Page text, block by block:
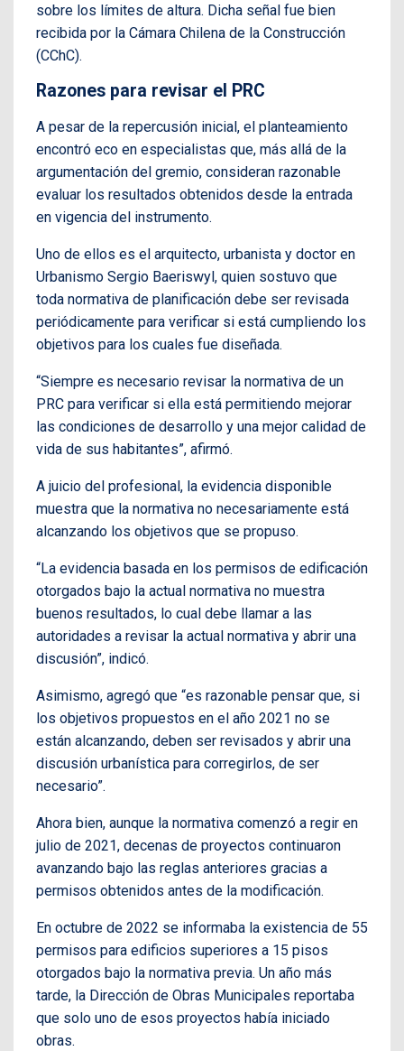
sobre los límites de altura. Dicha señal fue bien
recibida por la Cámara Chilena de la Construcción
(CChC).
Razones para revisar el PRC
A pesar de la repercusión inicial, el planteamiento
encontró eco en especialistas que, más allá de la
argumentación del gremio, consideran razonable
evaluar los resultados obtenidos desde la entrada
en vigencia del instrumento.
Uno de ellos es el arquitecto, urbanista y doctor en
Urbanismo Sergio Baeriswyl, quien sostuvo que
toda normativa de planificación debe ser revisada
periódicamente para verificar si está cumpliendo los
objetivos para los cuales fue diseñada.
“Siempre es necesario revisar la normativa de un
PRC para verificar si ella está permitiendo mejorar
las condiciones de desarrollo y una mejor calidad de
vida de sus habitantes”, afirmó.
A juicio del profesional, la evidencia disponible
muestra que la normativa no necesariamente está
alcanzando los objetivos que se propuso.
“La evidencia basada en los permisos de edificación
otorgados bajo la actual normativa no muestra
buenos resultados, lo cual debe llamar a las
autoridades a revisar la actual normativa y abrir una
discusión”, indicó.
Asimismo, agregó que “es razonable pensar que, si
los objetivos propuestos en el año 2021 no se
están alcanzando, deben ser revisados y abrir una
discusión urbanística para corregirlos, de ser
necesario”.
Ahora bien, aunque la normativa comenzó a regir en
julio de 2021, decenas de proyectos continuaron
avanzando bajo las reglas anteriores gracias a
permisos obtenidos antes de la modificación.
En octubre de 2022 se informaba la existencia de 55
permisos para edificios superiores a 15 pisos
otorgados bajo la normativa previa. Un año más
tarde, la Dirección de Obras Municipales reportaba
que solo uno de esos proyectos había iniciado
obras.